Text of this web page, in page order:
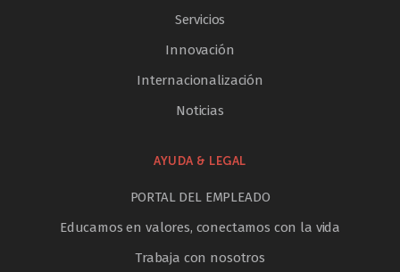
Servicios
Innovación
Internacionalización
Noticias
AYUDA & LEGAL
PORTAL DEL EMPLEADO
Educamos en valores, conectamos con la vida
Trabaja con nosotros